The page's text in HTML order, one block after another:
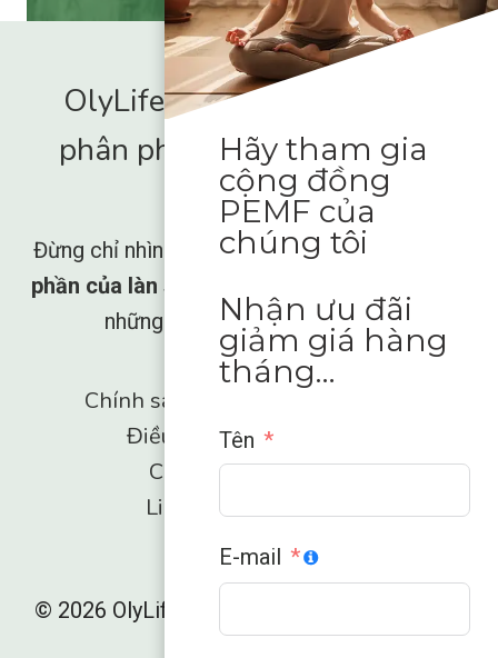
OlyLife International - Nhà
phân phối toàn cầu được ủy
quyền
Đừng chỉ nhìn phong trào trỗi dậy,hãy là một
phần của làn sóng Trao quyền
những gì cơ thể bạn còn thiếu.
Chính sách hoàn tiền và trả hàng
Điều khoản và Điều kiện
Chính sách bảo mật
Liên hệ với chúng tôi
© 2026 OlyLife International - Nhà phân phối
Hãy tham gia
cộng đồng
PEMF của
chúng tôi
Nhận ưu đãi
giảm giá hàng
tháng…
Tên
E-mail
ZH